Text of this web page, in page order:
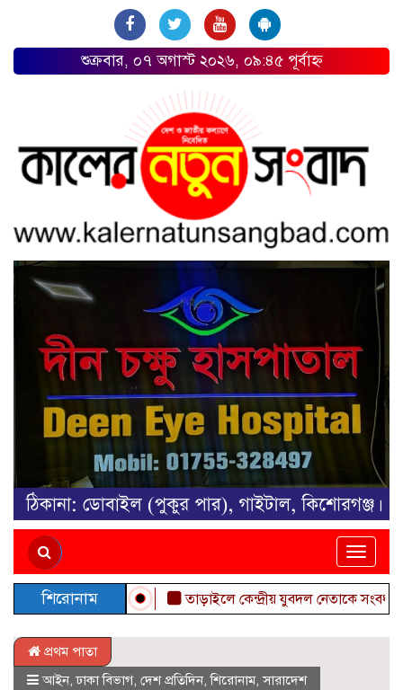
শুক্রবার, ০৭ অগাস্ট ২০২৬, ০৯:৪৫ পূর্বাহ্ন
Toggle
শিরোনাম তাড়াইলে কেন্দ্রীয় যুবদল নেতাকে সংবর্ধনা
প্রথম পাতা
আইন,ঢাকা বিভাগ, দেশ প্রতিদিন,শিরোনাম,সারাদেশ